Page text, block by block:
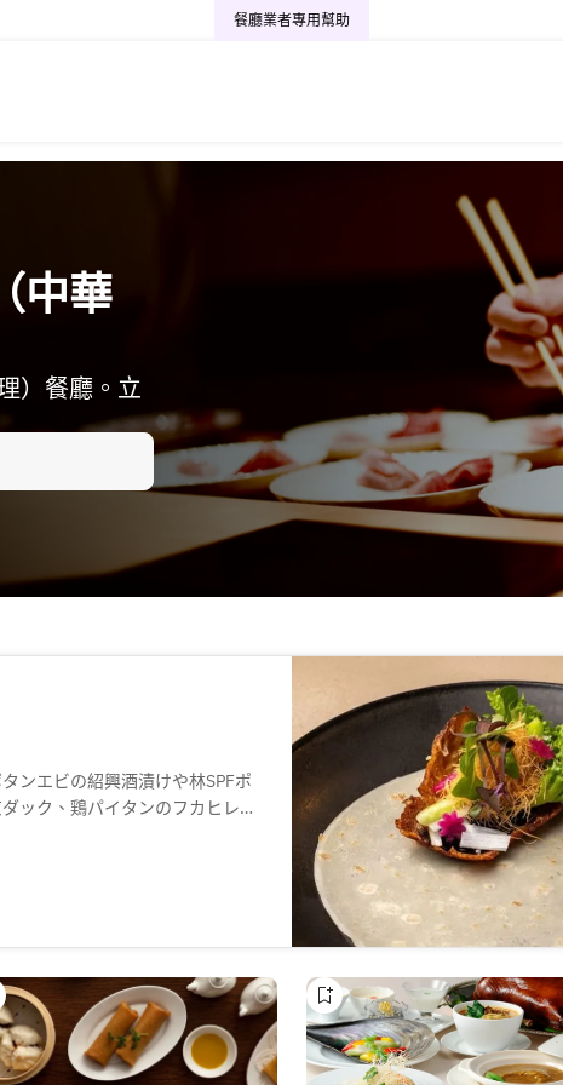
餐廳業者專用幫助
中華
）餐廳。立
ンエビの紹興酒漬けや林SPFポ
ック、鶏パイタンのフカヒレ煮
にいらしてください。